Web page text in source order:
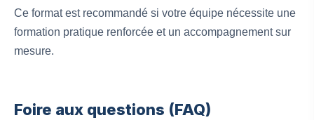
Ce format est recommandé si votre équipe nécessite une
formation pratique renforcée et un accompagnement sur
mesure.
Foire aux questions (FAQ)